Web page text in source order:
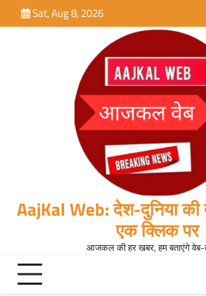
to
Sat, Aug 8, 2026
AajKal Web: देश-दुनिया
एक क्लिक पर
आजकल की हर खबर, हम बताएंगे वेब-